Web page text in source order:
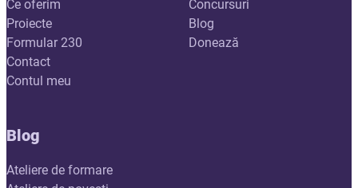
Ce oferim
Proiecte
Formular 230
Contact
Contul meu
Concursuri
Blog
Donează
Blog
Ateliere de formare